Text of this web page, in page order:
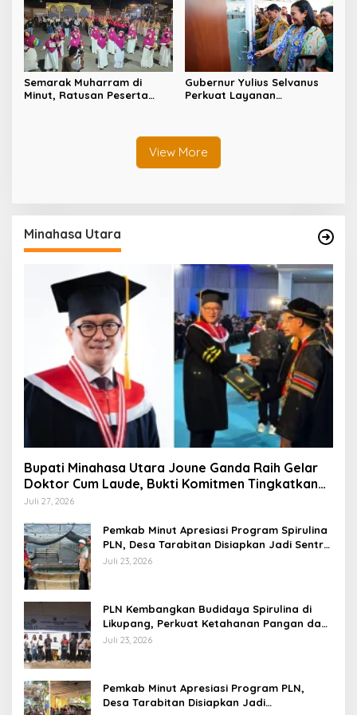
Semarak Muharram di
Minut, Ratusan Peserta
Gubernur Yulius Selvanus
Perkuat Layanan
Tipe C
View More
Minahasa Utara
Bupati Minahasa Utara Joune Ganda Raih Gelar
Doktor Cum Laude, Bukti Komitmen Tingkatkan
Kualitas Kepemimpinan
Juli 27, 2026
Pemkab Minut Apresiasi Program Spirulina
PLN, Desa Tarabitan Disiapkan Jadi Sentra
Pangan Berbasis Energi Bersih
Juli 23, 2026
PLN Kembangkan Budidaya Spirulina di
Likupang, Perkuat Ketahanan Pangan dan
Ekonomi Masyarakat
Juli 23, 2026
Pemkab Minut Apresiasi Program PLN,
Desa Tarabitan Disiapkan Jadi